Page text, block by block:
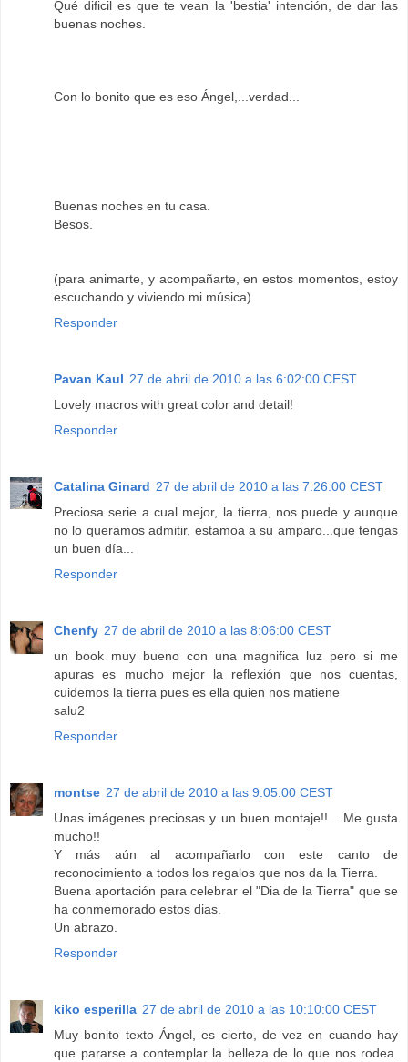
Qué dificil es que te vean la 'bestia' intención, de dar las
buenas noches.
Con lo bonito que es eso Ángel,...verdad...
Buenas noches en tu casa.
Besos.
(para animarte, y acompañarte, en estos momentos, estoy
escuchando y viviendo mi música)
Responder
Pavan Kaul 27 de abril de 2010 a las 6:02:00 CEST
Lovely macros with great color and detail!
Responder
Catalina Ginard 27 de abril de 2010 a las 7:26:00 CEST
Preciosa serie a cual mejor, la tierra, nos puede y aunque
no lo queramos admitir, estamoa a su amparo...que tengas
un buen día...
Responder
Chenfy 27 de abril de 2010 a las 8:06:00 CEST
un book muy bueno con una magnifica luz pero si me
apuras es mucho mejor la reflexión que nos cuentas,
cuidemos la tierra pues es ella quien nos matiene
salu2
Responder
montse 27 de abril de 2010 a las 9:05:00 CEST
Unas imágenes preciosas y un buen montaje!!... Me gusta
mucho!!
Y más aún al acompañarlo con este canto de
reconocimiento a todos los regalos que nos da la Tierra.
Buena aportación para celebrar el "Dia de la Tierra" que se
ha conmemorado estos dias.
Un abrazo.
Responder
kiko esperilla 27 de abril de 2010 a las 10:10:00 CEST
Muy bonito texto Ángel, es cierto, de vez en cuando hay
que pararse a contemplar la belleza de lo que nos rodea.